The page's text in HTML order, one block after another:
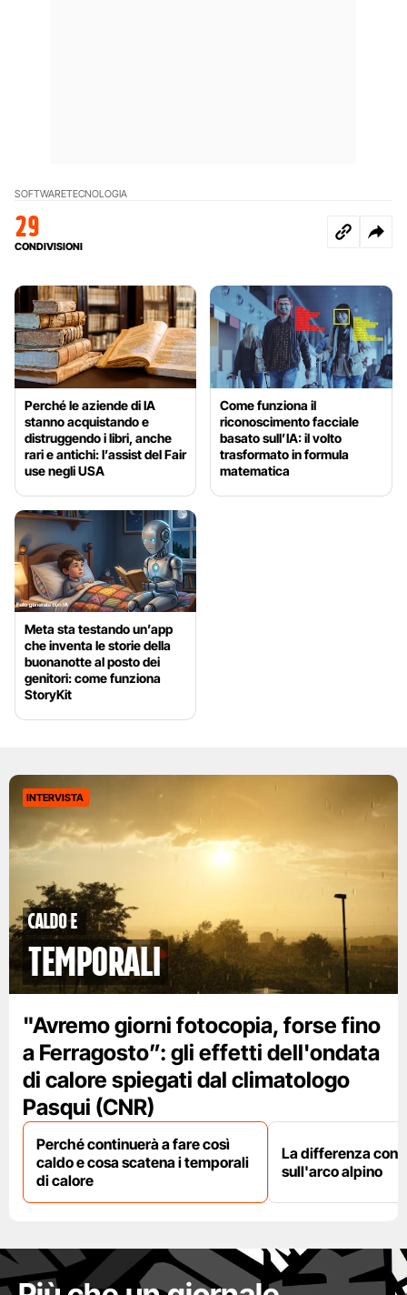
SOFTWARETECNOLOGIA
29
CONDIVISIONI
Perché le aziende di IA
stanno acquistando e
distruggendo i libri, anche
rari e antichi: l’assist del Fair
use negli USA
Come funziona il
riconoscimento facciale
basato sull’IA: il volto
trasformato in formula
matematica
Meta sta testando un’app
che inventa le storie della
buonanotte al posto dei
genitori: come funziona
StoryKit
INTERVISTA
caldo e
temporali
"Avremo giorni fotocopia, forse fino
a Ferragosto”: gli effetti dell'ondata
di calore spiegati dal climatologo
Pasqui (CNR)
Perché continuerà a fare così
caldo e cosa scatena i temporali
di calore
La differenza con
sull'arco alpino